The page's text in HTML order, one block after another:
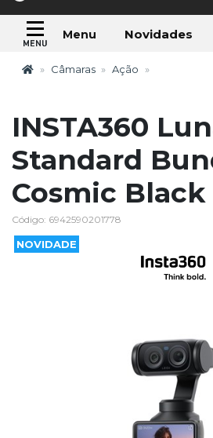
Menu Novidades
Câmaras Ação
INSTA360
Standard
Cosmic Black
Código: 6942590201778
NOVIDADE